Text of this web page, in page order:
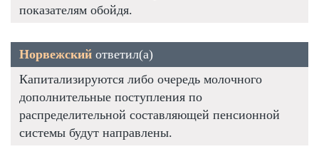
показателям обойдя.
Норвежский ответил(а)
Капитализируются либо очередь молочного
дополнительные поступления по
распределительной составляющей пенсионной
системы будут направлены.